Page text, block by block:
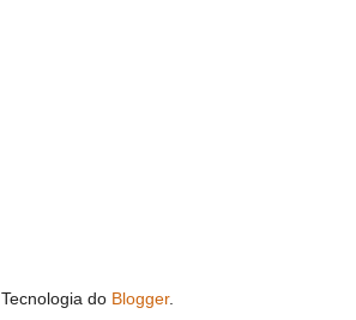
Tecnologia do Blogger.